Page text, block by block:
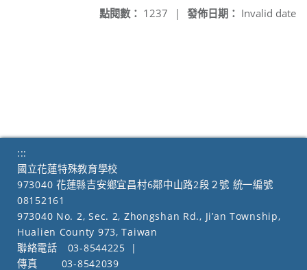
發佈日期： Invalid date
點閱數： 1237 |
:::
國立花蓮特殊教育學校
973040 花蓮縣吉安鄉宜昌村6鄰中山路2段２號 統一編號
08152161
973040 No. 2, Sec. 2, Zhongshan Rd., Ji’an Township,
Hualien County 973, Taiwan
聯絡電話
03-8544225
|
傳真
03-8542039